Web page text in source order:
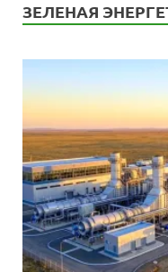
ЗЕЛЕНАЯ